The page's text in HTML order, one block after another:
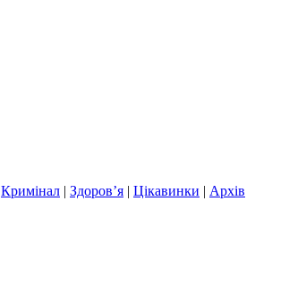
Кримінал | Здоров’я | Цікавинки | Архів